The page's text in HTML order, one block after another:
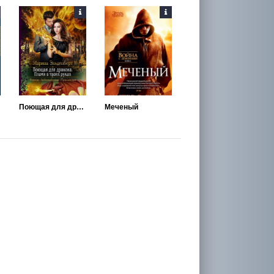
Поющая для дракона. Пламя в твоих руках Меченый